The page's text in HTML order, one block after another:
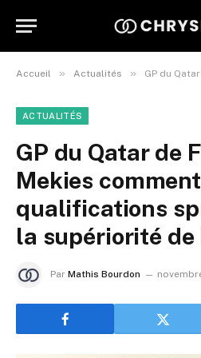
Accueil » Actualités » GP du Qatar de F1 : Laurent
ACTUALITÉS
GP du Qatar de
Mekies
qualifications
la supériorité de
Par Mathis Bourdon